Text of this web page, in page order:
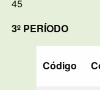
45
3º PERÍODO
Código